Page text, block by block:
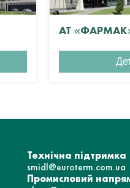
АТ
Технічна підтримка
smidl@euroterm.com.ua
Промисловий